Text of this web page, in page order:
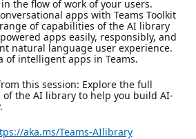
the flow of work of your users.
apps with Teams Toolkit
of capabilities of the AI library
apps easily, responsibly, and
natural language user experience.
of intelligent apps in Teams.
this session: Explore the full
the AI library to help you build AI-
aka.ms/Teams-AIlibrary